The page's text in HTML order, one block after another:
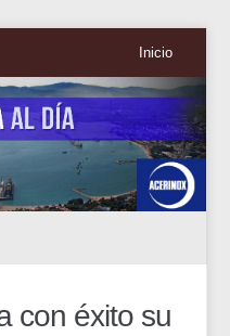
Inicio
con éxito su